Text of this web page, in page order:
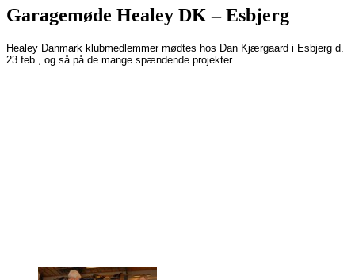
Garagemøde Healey DK – Esbjerg
Healey Danmark klubmedlemmer mødtes hos Dan Kjærgaard i Esbjerg d.
23 feb., og så på de mange spændende projekter.